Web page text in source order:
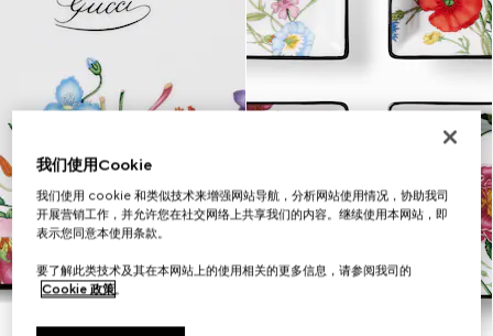
我们使用Cookie
我们使用 cookie 和类似技术来增强网站导航，分析网站使用情况，协助我司
开展营销工作，并允许您在社交网络上共享我们的内容。继续使用本网站，即
表示您同意本使用条款。
要了解此类技术及其在本网站上的使用相关的更多信息，请参阅我司的
Cookie 政策。